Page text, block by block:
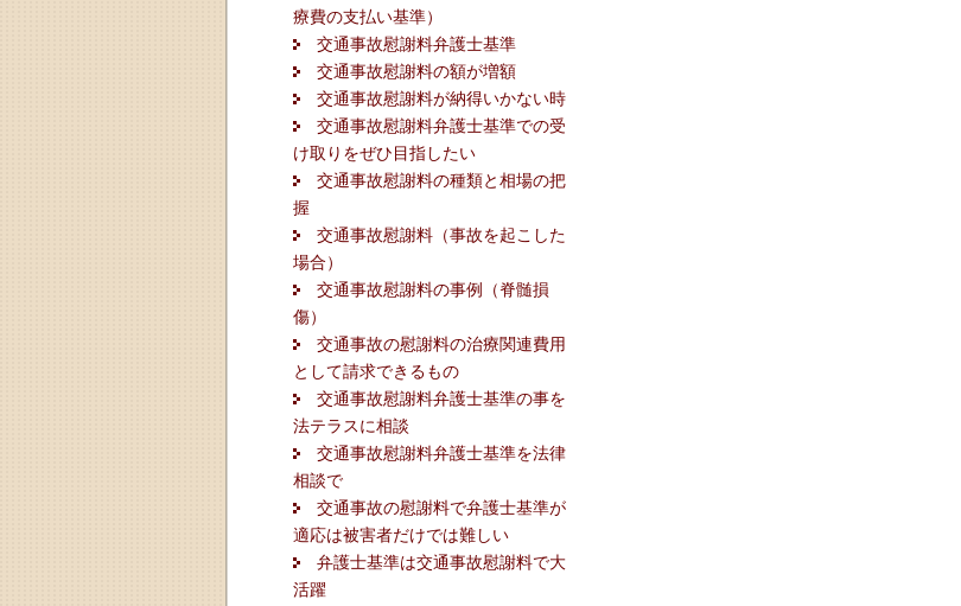
療費の支払い基準）
交通事故慰謝料弁護士基準
交通事故慰謝料の額が増額
交通事故慰謝料が納得いかない時
交通事故慰謝料弁護士基準での受
け取りをぜひ目指したい
交通事故慰謝料の種類と相場の把
握
交通事故慰謝料（事故を起こした
場合）
交通事故慰謝料の事例（脊髄損
傷）
交通事故の慰謝料の治療関連費用
として請求できるもの
交通事故慰謝料弁護士基準の事を
法テラスに相談
交通事故慰謝料弁護士基準を法律
相談で
交通事故の慰謝料で弁護士基準が
適応は被害者だけでは難しい
弁護士基準は交通事故慰謝料で大
活躍